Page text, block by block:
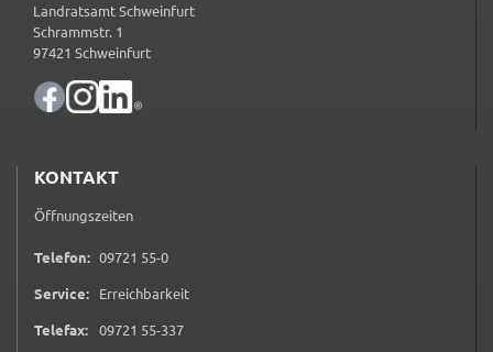
Landratsamt Schweinfurt
Schrammstr. 1
97421 Schweinfurt
KONTAKT
Öffnungszeiten
Telefon: 09721 55-00 9 7 2 1 5 5 0
Service: Erreichbarkeit
Telefax: 09721 55-3370 9 7 2 1 5 5 3 3 7
Cookie Laufzeit:
Session